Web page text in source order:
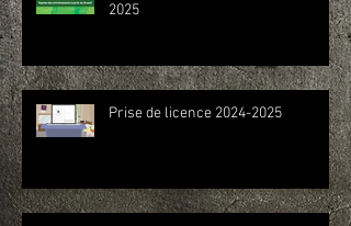
2025
Prise de licence 2024-2025